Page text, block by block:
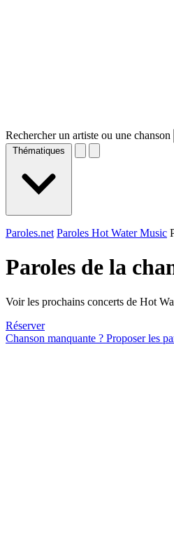
Rechercher un artiste ou une chanson
Thématiques
Paroles.net Paroles Hot Water Music
Paroles de la
Voir les prochains concerts de Hot
Réserver
Chanson manquante ? Proposer les